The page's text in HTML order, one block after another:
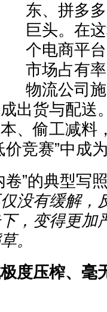
东、拼多
巨头。在
个电商平
市场占有
物流公司
出货与配送
、偷工减料
竞赛”中成
”的典型写
没有缓解，
，变得更加
。
度压榨、毫